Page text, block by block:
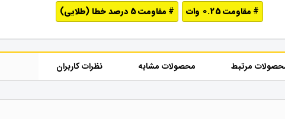
مقاومت 0.25 وات
مقاومت 5 درصد خطا (طلایی)
مرتبط محصولات مشابه نظرات کاربران